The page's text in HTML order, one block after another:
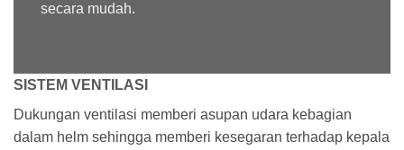
secara mudah.
SISTEM VENTILASI
Dukungan ventilasi memberi asupan udara kebagian
dalam helm sehingga memberi kesegaran terhadap kepala